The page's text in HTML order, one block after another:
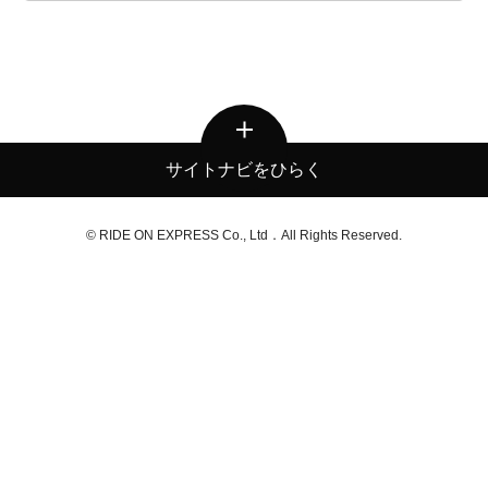
サイトナビをひらく
© RIDE ON EXPRESS Co., Ltd．All Rights Reserved.